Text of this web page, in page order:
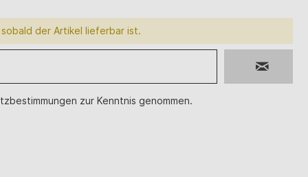
der Artikel lieferbar ist.
zur Kenntnis genommen.